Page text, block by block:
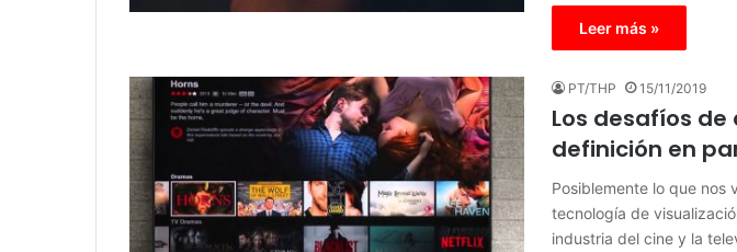
Leer más »
PT/THP 15/11/2019
Los desafíos
definición en
Posiblemente lo que nos
tecnología de
industria del cine y la